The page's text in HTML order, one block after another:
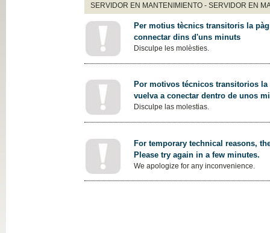
SERVIDOR EN MANTENIMIENTO - SERVIDOR EN
Per motius tècnics transitoris la
connectar dins d'uns minuts
Disculpe les molèsties.
Por motivos técnicos transitorios
vuelva a conectar dentro de unos
Disculpe las molestias.
For temporary technical reasons,
Please try again in a few minutes.
We apologize for any inconvenience.